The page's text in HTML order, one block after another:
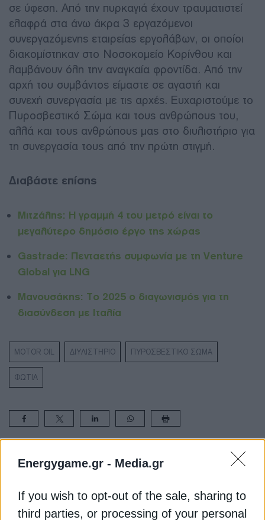
Energygame.gr - Media.gr
If you wish to opt-out of the sale, sharing to
third parties, or processing of your personal
σε ύφεση. Από την πυρκαγιά έχουν τραυματιστεί
ελαφρά στα άνω άκρα 3 εργαζόμενοι
συνεργαζόμενης εταιρείας εργολάβων, οι οποίοι
διακομίστηκαν στο Νοσοκομείο Κορίνθου και
λαμβάνουν όλη την αναγκαία φροντίδα. Από την
αρχή του συμβάντος είμαστε σε αγαστή και
συνεχή συνεργασία με τις αρχές. Ευχαριστούμε το
Πυροσβεστικό Σώμα και τους ανθρώπους του,
αλλά και τους ανθρώπους μας στο διυλιστήριο για
τη συνεργασία τους από την πρώτη στιγμή.
Διαβάστε επίσης
Μιτζάλης: Η γραμμή 4 του μετρό είναι το
μεγαλύτερο δημόσιο έργο της χώρας
Gastrade: Πενταετής συμφωνία με τη Venture
Global για LNG
Μανουσάκης: Το 2025 ο διαγωνισμός για τη
διασύνδεση με Ιταλία
MOTOR OIL ΔΙΥΛΙΣΤΗΡΙΟ ΠΥΡΟΣΒΕΣΤΙΚΟ ΣΩΜΑ
ΦΩΤΙΑ
ΔΕΊΤΕ ΕΠΊΣΗΣ